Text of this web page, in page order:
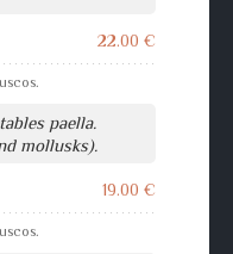
22.00 €
paella.
mollusks).
19.00 €